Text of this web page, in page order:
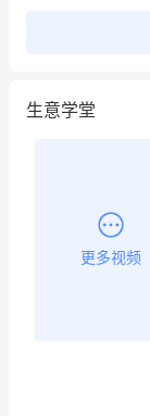
生意学堂
更多视频